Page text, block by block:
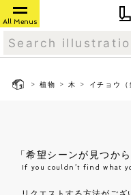
All Menus
>植物 >木 > イチョウ
「希望シーンが見つから
If you couldn’t find what